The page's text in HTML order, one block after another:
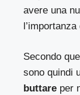
avere una
Secondo
sono quindi
buttare per